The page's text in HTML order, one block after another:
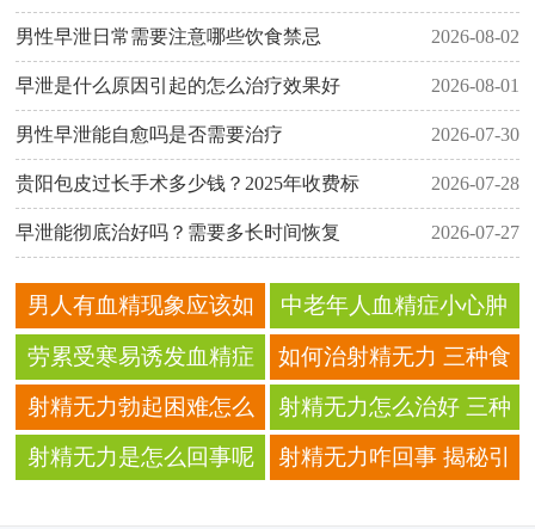
男性早泄日常需要注意哪些饮食禁忌 2026-08-02
早泄是什么原因引起的怎么治疗效果好 2026-08-01
男性早泄能自愈吗是否需要治疗 2026-07-30
贵阳包皮过长手术多少钱？2025年收费标 2026-07-28
早泄能彻底治好吗？需要多长时间恢复 2026-07-27
男人有血精现象应该如
何治疗 血精的病因有哪
些
中老年人血精症小心肿
瘤 血精患者要做哪些检
查
劳累受寒易诱发血精症
血精症应该怎么确诊
如何治射精无力 三种食
疗方法辅助治疗射精无
力
射精无力勃起困难怎么
回事 分析几种原因
射精无力怎么治好 三种
方法应对射精无力
射精无力是怎么回事呢
射精无力咋回事 揭秘引